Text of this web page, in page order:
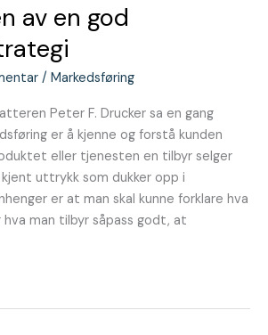
av en god
/ Markedsføring
Peter F. Drucker sa en gang
er å kjenne og forstå kunden
eller tjenesten en tilbyr selger
uttrykk som dukker opp i
er at man skal kunne forklare hva
man tilbyr såpass godt, at